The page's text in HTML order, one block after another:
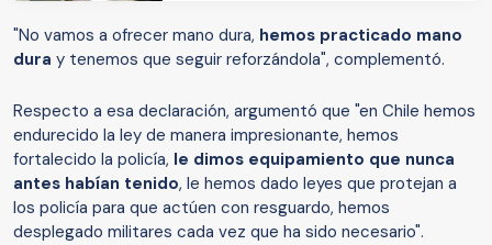
"No vamos a ofrecer mano dura, hemos practicado mano
dura y tenemos que seguir reforzándola", complementó.
Respecto a esa declaración, argumentó que "en Chile hemos
endurecido la ley de manera impresionante, hemos
fortalecido la policía, le dimos equipamiento que nunca
antes habían tenido, le hemos dado leyes que protejan a
los policía para que actúen con resguardo, hemos
desplegado militares cada vez que ha sido necesario".